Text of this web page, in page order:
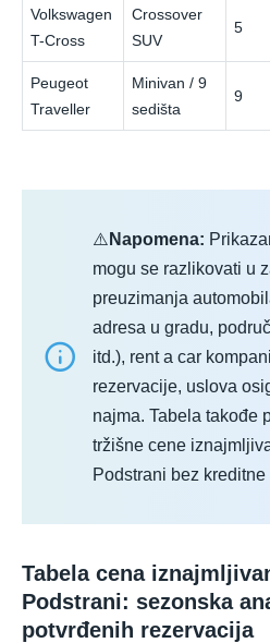
Volkswagen
T-Cross
Crossover
SUV
5
Peugeot
Traveller
Minivan / 9
sedišta
9
⚠️ Napomena:
mogu se razlikovati u
preuzimanja
adresa u gradu,
itd.), rent a car
rezervacije, uslova
najma. Tabela takođe
tržišne cene
Podstrani bez
Tabela cena
Podstrani: sezonska
potvrđenih rezervacija